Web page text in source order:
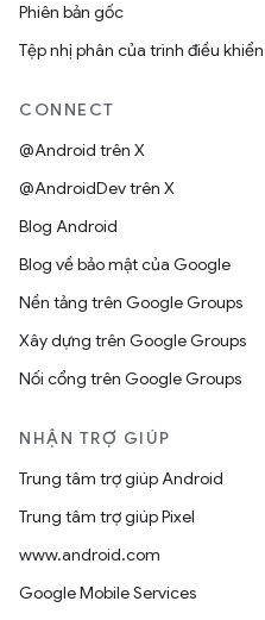
Phiên bản gốc
Tệp nhị phân của trình điều khiển
CONNECT
@Android trên X
@AndroidDev trên X
Blog Android
Blog về bảo mật của Google
Nền tảng trên Google Groups
Xây dựng trên Google Groups
Nối cổng trên Google Groups
NHẬN TRỢ GIÚP
Trung tâm trợ giúp Android
Trung tâm trợ giúp Pixel
www.android.com
Google Mobile Services